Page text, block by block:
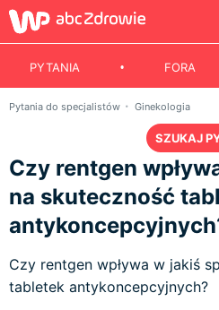
PYTANIA FORA
Pytania do specjalistów Ginekologia
SZUKAJ
Czy rentgen
na skuteczność
Czy rentgen wpływa w jakiś
tabletek antykoncepcyjnych?